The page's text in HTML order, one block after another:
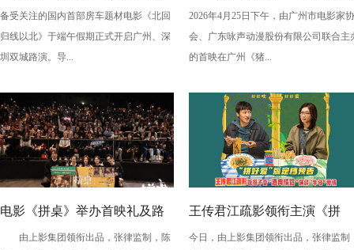
演，定档6月26日奔赴山海
备受关注的国内首部房车题材电影《北回
归线以北》于端午假期正式开启广州、深
圳双城路演。导...
电影之竞速小英雄》广州首映
欢乐狂飙
2026年4月25日下午，由广州市电影家协
会、广东咏声动漫股份有限公司联合主
的首映在广州《猪...
电影《拼桌》举办首映礼及路
演 白色情人节相约搭子稳稳幸
由上影集团领衔出品，张律监制，陈
王传君江疏影领衔主演《拼
桌》定档3月14日
今日，由上影集团领衔出品，张律监制